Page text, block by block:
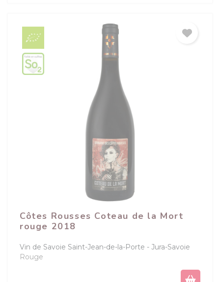
Côtes Rousses Coteau de la Mort
rouge 2018
Vin de Savoie Saint-Jean-de-la-Porte
Jura-Savoie
Rouge